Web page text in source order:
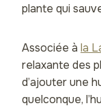
plante qui
Associée à la
relaxante des
d’ajouter une
quelconque,